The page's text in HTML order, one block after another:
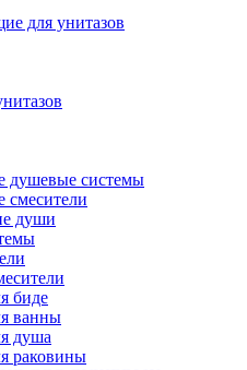
для унитазов
душевые системы
смесители
души
биде
ванны
душа
раковины